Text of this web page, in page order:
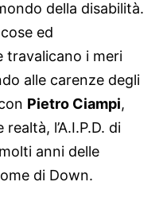
della disabilità.
ed
travalicano i meri
alle carenze degli
Pietro Ciampi,
l’A.I.P.D. di
anni delle
di Down.